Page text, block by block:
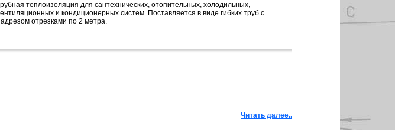
теплоизоляция для сантехнических, отопительных, холодильных,
и кондиционерных систем. Поставляется в виде гибких труб с
отрезками по 2 метра.
Читать далее..